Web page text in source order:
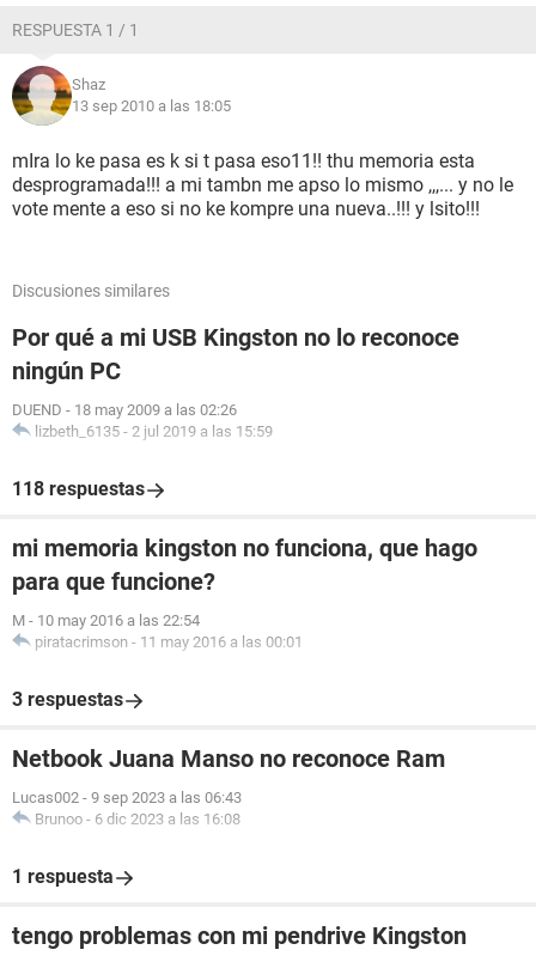
RESPUESTA 1 / 1
Shaz
13 sep 2010 a las 18:05
mIra lo ke pasa es k si t pasa eso11!! thu memoria esta
desprogramada!!! a mi tambn me apso lo mismo ,,,... y no le
vote mente a eso si no ke kompre una nueva..!!! y lsito!!!
Discusiones similares
Por qué a mi USB Kingston no lo reconoce
ningún PC
DUEND - 18 may 2009 a las 02:26
lizbeth_6135 - 2 jul 2019 a las 15:59
118 respuestas
mi memoria kingston no funciona, que hago
para que funcione?
M - 10 may 2016 a las 22:54
piratacrimson - 11 may 2016 a las 00:01
3 respuestas
Netbook Juana Manso no reconoce Ram
Lucas002 - 9 sep 2023 a las 06:43
Brunoo - 6 dic 2023 a las 16:08
1 respuesta
tengo problemas con mi pendrive Kingston